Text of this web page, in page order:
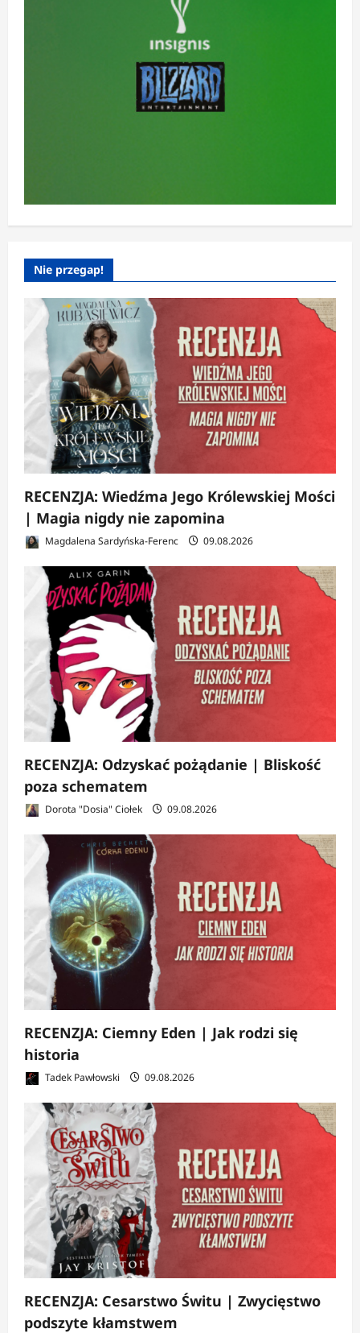
Nie przegap!
RECENZJA: Wiedźma Jego Królewskiej Mości
| Magia nigdy nie zapomina
Magdalena Sardyńska-Ferenc 09.08.2026
RECENZJA: Odzyskać pożądanie | Bliskość
poza schematem
Dorota "Dosia" Ciołek 09.08.2026
RECENZJA: Ciemny Eden | Jak rodzi się
historia
Tadek Pawłowski 09.08.2026
RECENZJA: Cesarstwo Świtu | Zwycięstwo
podszyte kłamstwem